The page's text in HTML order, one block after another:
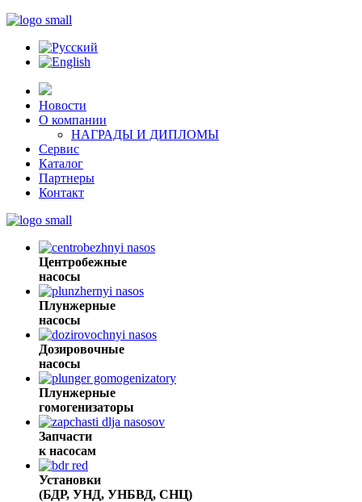
Новости
О компании
НАГРАДЫ И ДИПЛОМЫ
Сервис
Каталог
Партнеры
Контакт
Центробежные
насосы
Плунжерные
насосы
Дозировочные
насосы
Плунжерные
гомогенизаторы
Запчасти
к насосам
Установки
(БДР, УНД, УНБВД, СНЦ)